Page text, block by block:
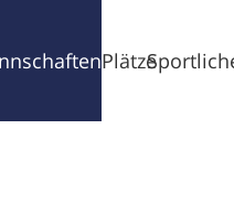
Plätze